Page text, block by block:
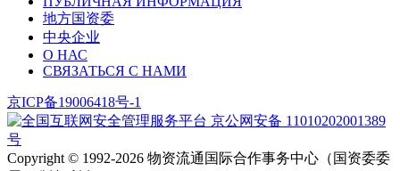
地方国资委
中央企业
О НАС
СВЯЗАТЬСЯ С НАМИ
京ICP备19006418号-1
京公网安备 11010202001389
号
Copyright ©️ 1992-2026 物资流通国际合作事务中心（国资委委